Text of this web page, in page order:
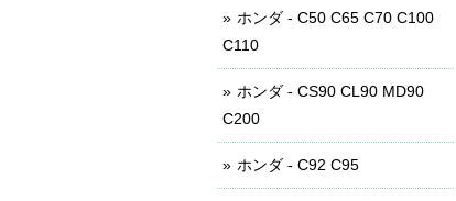
ホンダ - C50 C65 C70 C100
C110
ホンダ - CS90 CL90 MD90
C200
ホンダ - C92 C95